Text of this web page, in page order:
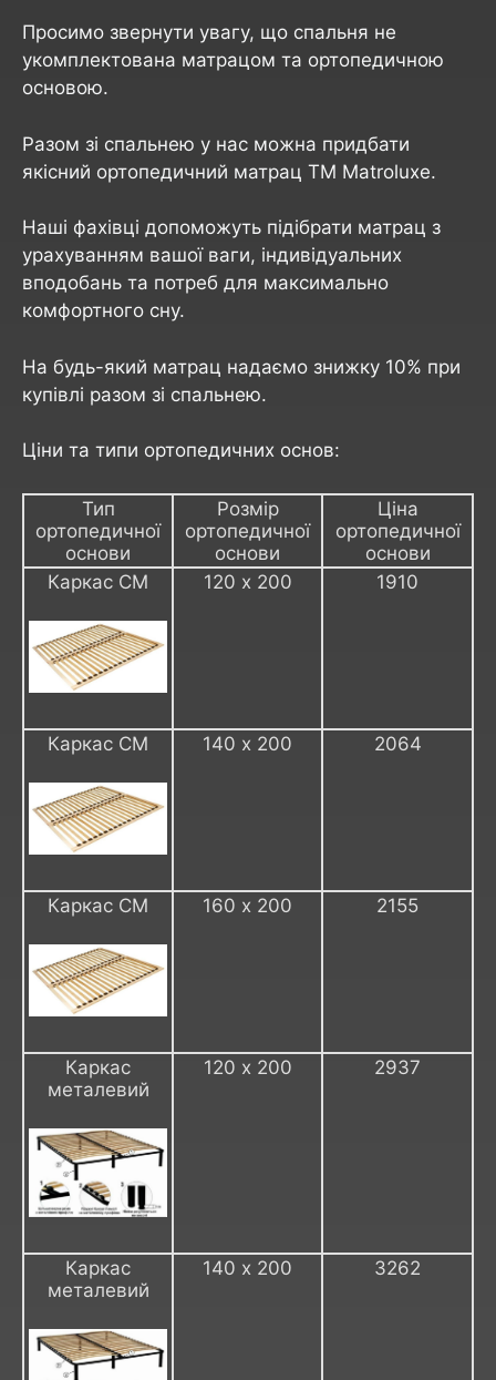
Просимо звернути увагу, що спальня не
укомплектована матрацом та ортопедичною
основою.
Разом зі спальнею у нас можна придбати
якісний ортопедичний матрац ТМ Matroluxe.
Наші фахівці допоможуть підібрати матрац з
урахуванням вашої ваги, індивідуальних
вподобань та потреб для максимально
комфортного сну.
На будь-який матрац надаємо знижку 10% при
купівлі разом зі спальнею.
Ціни та типи ортопедичних основ:
Тип
ортопедичної
основи
Розмір
ортопедичної
основи
Ціна
ортопедичної
основи
Каркас СМ
120 х 200 1910
Каркас СМ 140 х 200 2064
Каркас СМ 160 х 200 2155
Каркас
металевий
120 х 200 2937
Каркас
металевий
140 х 200 3262